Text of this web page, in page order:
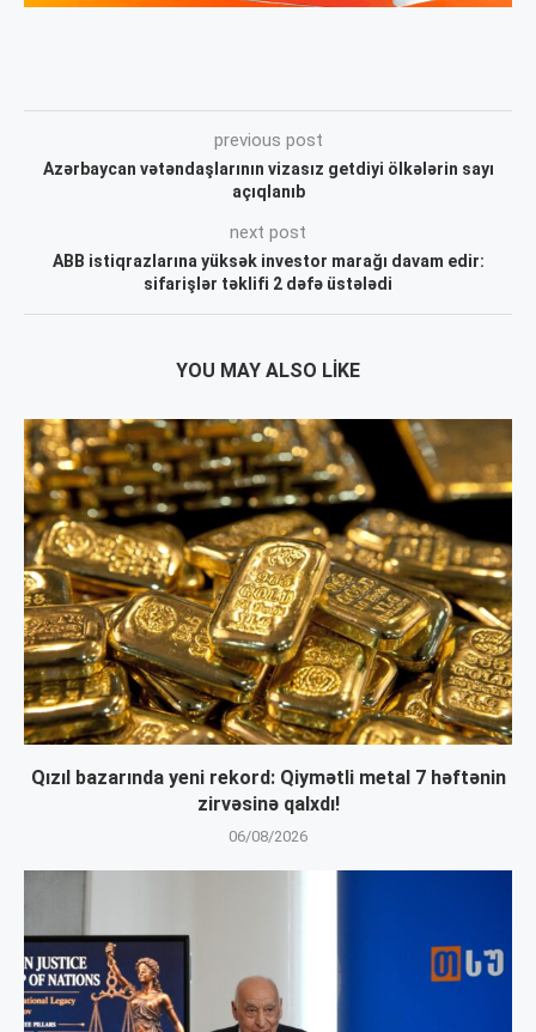
previous post
Azərbaycan vətəndaşlarının vizasız getdiyi ölkələrin sayı
açıqlanıb
next post
ABB istiqrazlarına yüksək investor marağı davam edir:
sifarişlər təklifi 2 dəfə üstələdi
YOU MAY ALSO LIKE
Qızıl bazarında yeni rekord: Qiymətli metal 7 həftənin
zirvəsinə qalxdı!
06/08/2026